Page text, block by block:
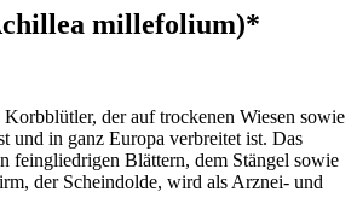
millefolium)*
Korbblütler, der auf trockenen Wiesen sowie
und in ganz Europa verbreitet ist. Das
feingliedrigen Blättern, dem Stängel sowie
der Scheindolde, wird als Arznei- und